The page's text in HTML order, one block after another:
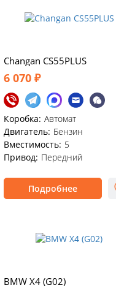
Changan CS55PLUS
6 070 ₽
Коробка: Автомат
Двигатель: Бензин
Вместимость: 5
Привод: Передний
Подробнее
BMW X4 (G02)